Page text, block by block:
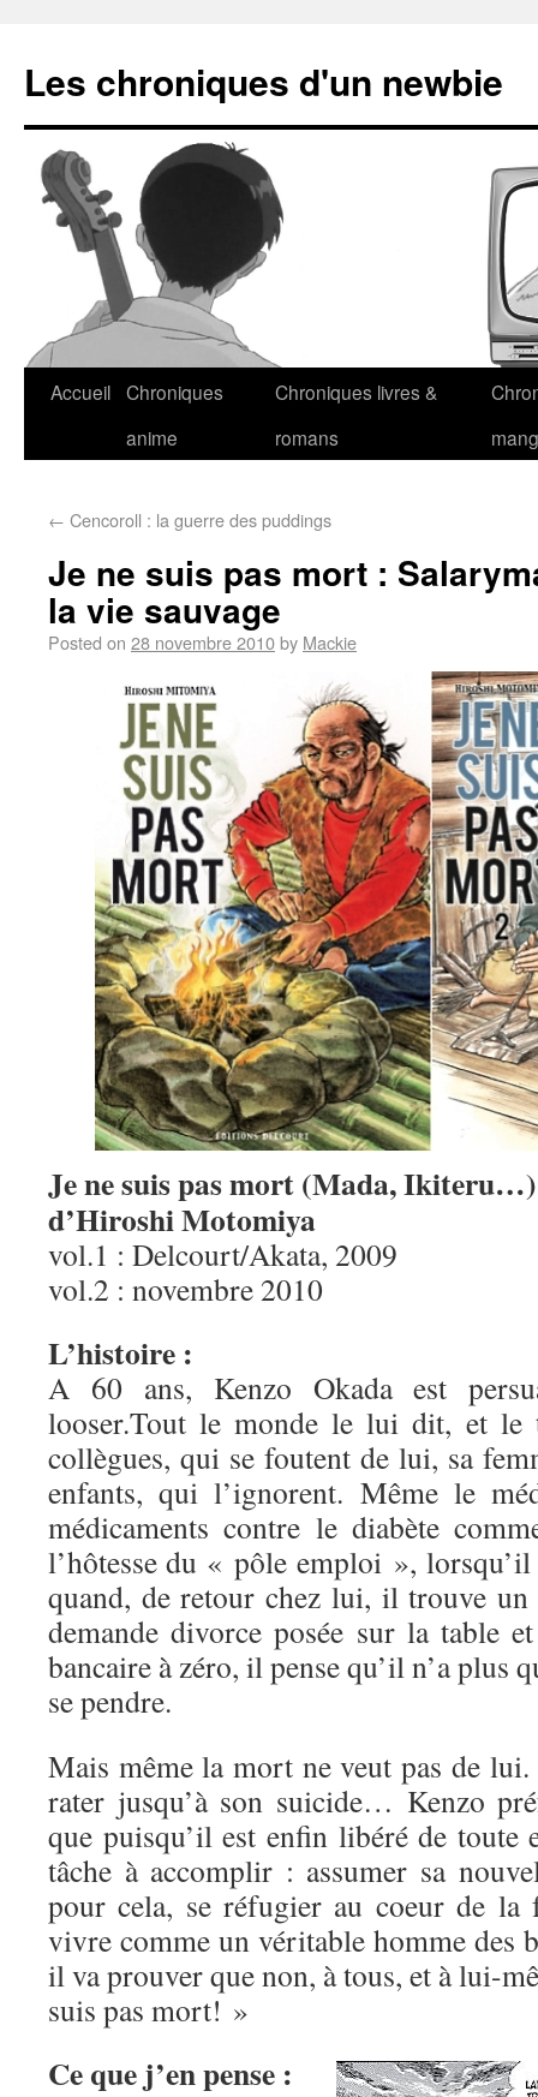
Les chroniques d'un newbie
Accueil Chroniques
anime
Chroniques livres &
romans
← Cencoroll : la guerre des puddings
Je ne suis pas mort :
la vie sauvage
Posted on 28 novembre 2010by Mackie
Je ne suis pas mort (Mada, Ikiteru…)
d’Hiroshi Motomiya
vol.1 : Delcourt/Akata, 2009
vol.2 : novembre 2010
L’histoire :
A 60 ans, Kenzo Okada est
looser.Tout le monde le lui dit, et le
collègues, qui se foutent de lui, sa
enfants, qui l’ignorent. Même le
médicaments contre le diabète
l’hôtesse du « pôle emploi »,
quand, de retour chez lui, il trouve un
demande divorce posée sur la table
bancaire à zéro, il pense qu’il n’a plus
se pendre.
Mais même la mort ne veut pas de
rater jusqu’à son suicide… Kenzo
que puisqu’il est enfin libéré de toute
tâche à accomplir : assumer sa
pour cela, se réfugier au coeur de la
vivre comme un véritable homme des
il va prouver que non, à tous, et à lui-
suis pas mort! »
Ce que j’en pense :